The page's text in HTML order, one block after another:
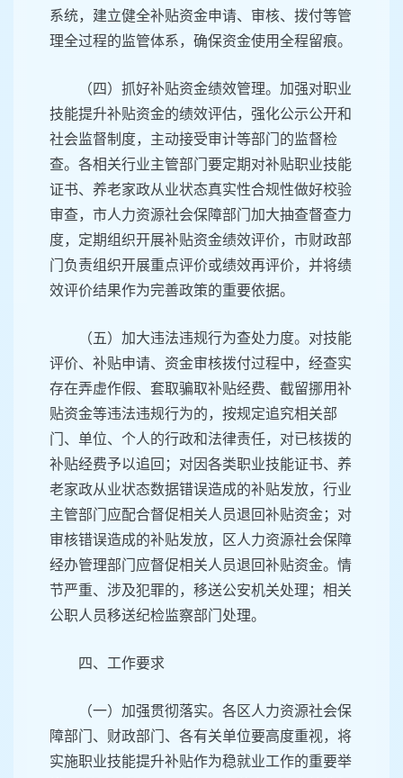
系统，建立健全补贴资金申请、审核、拨付等管
理全过程的监管体系，确保资金使用全程留痕。
（四）抓好补贴资金绩效管理。加强对职业
技能提升补贴资金的绩效评估，强化公示公开和
社会监督制度，主动接受审计等部门的监督检
查。各相关行业主管部门要定期对补贴职业技能
证书、养老家政从业状态真实性合规性做好校验
审查，市人力资源社会保障部门加大抽查督查力
度，定期组织开展补贴资金绩效评价，市财政部
门负责组织开展重点评价或绩效再评价，并将绩
效评价结果作为完善政策的重要依据。
（五）加大违法违规行为查处力度。对技能
评价、补贴申请、资金审核拨付过程中，经查实
存在弄虚作假、套取骗取补贴经费、截留挪用补
贴资金等违法违规行为的，按规定追究相关部
门、单位、个人的行政和法律责任，对已核拨的
补贴经费予以追回；对因各类职业技能证书、养
老家政从业状态数据错误造成的补贴发放，行业
主管部门应配合督促相关人员退回补贴资金；对
审核错误造成的补贴发放，区人力资源社会保障
经办管理部门应督促相关人员退回补贴资金。情
节严重、涉及犯罪的，移送公安机关处理；相关
公职人员移送纪检监察部门处理。
四、工作要求
（一）加强贯彻落实。各区人力资源社会保
障部门、财政部门、各有关单位要高度重视，将
实施职业技能提升补贴作为稳就业工作的重要举